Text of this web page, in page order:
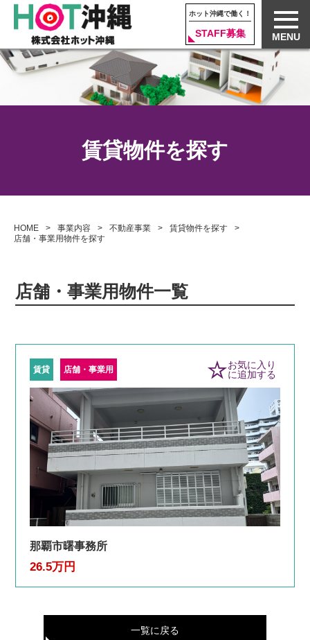
ホット沖縄で働く！
STAFF募集 MENU
賃貸物件を探す
HOME 事業内容 不動産事業
賃貸物件を探す
店舗・事業用物件を探す
店舗・事業用物件一覧
お気に入り
に追加する
賃貸 店舗・事業用
那覇市曙事務所
26.5万円
一覧に戻る